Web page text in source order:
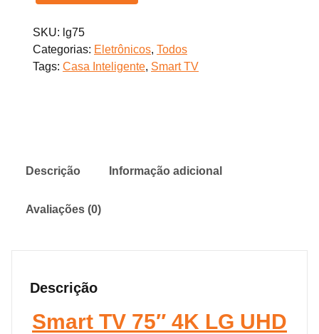
SKU: lg75
Categorias: Eletrônicos, Todos
Tags: Casa Inteligente, Smart TV
Descrição Informação adicional
Avaliações (0)
Descrição
Smart TV 75″ 4K LG UHD